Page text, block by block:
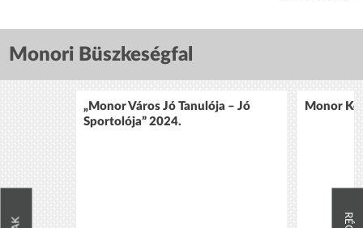
Monori Büszkeségfal
„Monor Város Jó Tanulója – Jó
Sportolója” 2024.
Monor